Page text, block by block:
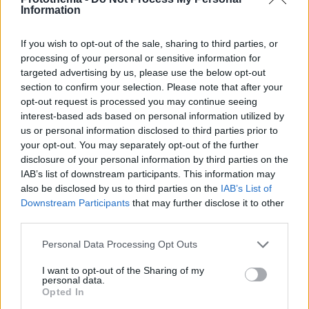
Information
If you wish to opt-out of the sale, sharing to third parties, or
processing of your personal or sensitive information for
targeted advertising by us, please use the below opt-out
section to confirm your selection. Please note that after your
opt-out request is processed you may continue seeing
interest-based ads based on personal information utilized by
us or personal information disclosed to third parties prior to
your opt-out. You may separately opt-out of the further
disclosure of your personal information by third parties on the
IAB’s list of downstream participants. This information may
also be disclosed by us to third parties on the IAB’s List of
Downstream Participants that may further disclose it to other
Please note that this website/app uses one or more Google
not limited to your visit or usage behaviour. You may click to
grant or deny consent to Google and its third-party tags to
use your data for below specified purposes in below Google
Personal Data Processing Opt Outs
I want to opt-out of the Sharing of my
personal data.
Opted In
* Υποχρεωτικά πεδία
ΡΟΗ ΕΙΔΗΣΕΩΝ
Ειδήσεις Δημοφιλή Σχολιασμένα
Μη χάσετε το ΘΕΜΑ που κυκλοφορεί
Σοκαριστικό βίντεο: Η στιγμή που ο 14χρονος ανοίγει
πυρ και σκορπάει τον θάνατο σε σχολείο στη Ταϊλάνδη
πριν 8 λεπτά